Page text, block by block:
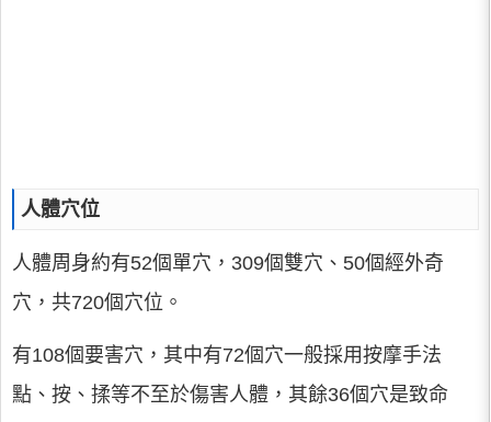
人體穴位
人體周身約有52個單穴，309個雙穴、50個經外奇
穴，共720個穴位。
有108個要害穴，其中有72個穴一般採用按摩手法
點、按、揉等不至於傷害人體，其餘36個穴是致命